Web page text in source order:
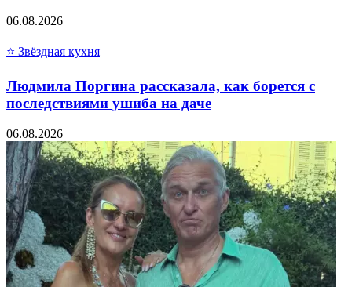
06.08.2026
⭐ Звёздная кухня
Людмила Поргина рассказала, как борется с
последствиями ушиба на даче
06.08.2026